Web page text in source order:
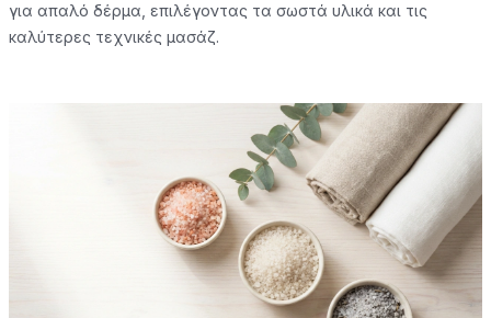
για απαλό δέρμα, επιλέγοντας τα σωστά υλικά και τις
καλύτερες τεχνικές μασάζ.